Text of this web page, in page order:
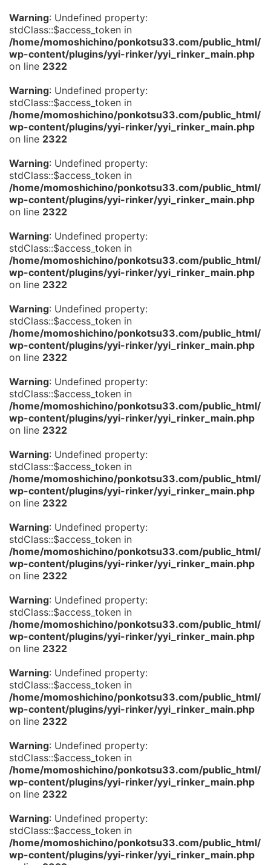
Warning: Undefined property:
stdClass::$access_token in
/home/momoshichino/ponkotsu33.com/public_html/
wp-content/plugins/yyi-rinker/yyi_rinker_main.php
on line 2322
Warning: Undefined property:
stdClass::$access_token in
/home/momoshichino/ponkotsu33.com/public_html/
wp-content/plugins/yyi-rinker/yyi_rinker_main.php
on line 2322
Warning: Undefined property:
stdClass::$access_token in
/home/momoshichino/ponkotsu33.com/public_html/
wp-content/plugins/yyi-rinker/yyi_rinker_main.php
on line 2322
Warning: Undefined property:
stdClass::$access_token in
/home/momoshichino/ponkotsu33.com/public_html/
wp-content/plugins/yyi-rinker/yyi_rinker_main.php
on line 2322
Warning: Undefined property:
stdClass::$access_token in
/home/momoshichino/ponkotsu33.com/public_html/
wp-content/plugins/yyi-rinker/yyi_rinker_main.php
on line 2322
Warning: Undefined property:
stdClass::$access_token in
/home/momoshichino/ponkotsu33.com/public_html/
wp-content/plugins/yyi-rinker/yyi_rinker_main.php
on line 2322
Warning: Undefined property:
stdClass::$access_token in
/home/momoshichino/ponkotsu33.com/public_html/
wp-content/plugins/yyi-rinker/yyi_rinker_main.php
on line 2322
Warning: Undefined property:
stdClass::$access_token in
/home/momoshichino/ponkotsu33.com/public_html/
wp-content/plugins/yyi-rinker/yyi_rinker_main.php
on line 2322
Warning: Undefined property:
stdClass::$access_token in
/home/momoshichino/ponkotsu33.com/public_html/
wp-content/plugins/yyi-rinker/yyi_rinker_main.php
on line 2322
Warning: Undefined property:
stdClass::$access_token in
/home/momoshichino/ponkotsu33.com/public_html/
wp-content/plugins/yyi-rinker/yyi_rinker_main.php
on line 2322
Warning: Undefined property:
stdClass::$access_token in
/home/momoshichino/ponkotsu33.com/public_html/
wp-content/plugins/yyi-rinker/yyi_rinker_main.php
on line 2322
Warning: Undefined property:
stdClass::$access_token in
/home/momoshichino/ponkotsu33.com/public_html/
wp-content/plugins/yyi-rinker/yyi_rinker_main.php